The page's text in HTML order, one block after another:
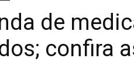
de
confira